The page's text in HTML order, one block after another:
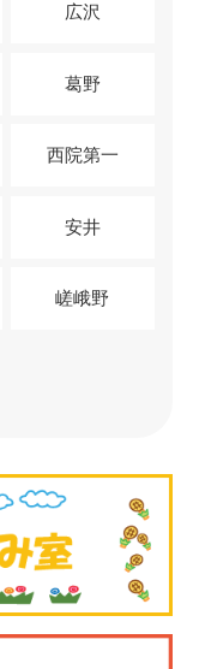
広沢
葛野
西院第一
安井
嵯峨野